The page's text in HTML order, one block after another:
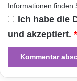
Synonym für
verkauft,
Simmel seine
Und auch Jack
Informationen finden
Ich habe die
und akzeptiert. *